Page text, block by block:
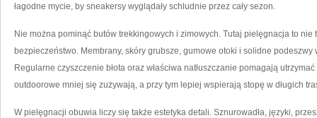
łagodne mycie, by sneakersy wyglądały schludnie przez cały sezon.
Nie można pominąć butów trekkingowych i zimowych. Tutaj pielęgnacja to nie
bezpieczeństwo. Membrany, skóry grubsze, gumowe otoki i solidne
Regularne czyszczenie błota oraz właściwa natłuszczanie pomagają
outdoorowe mniej się zużywają, a przy tym lepiej wspierają stopę w długich
W pielęgnacji obuwia liczy się także estetyka detali. Sznurowadła, języki,